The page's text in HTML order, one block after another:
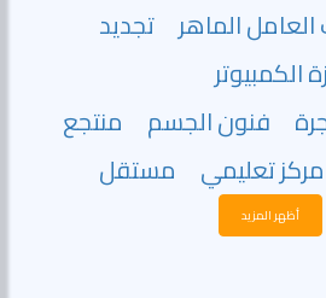
الماهر تجديد
الكمبيوتر
فنون الجسم
منتجع
مركز تعليمي مستقل
أظهر المزيد